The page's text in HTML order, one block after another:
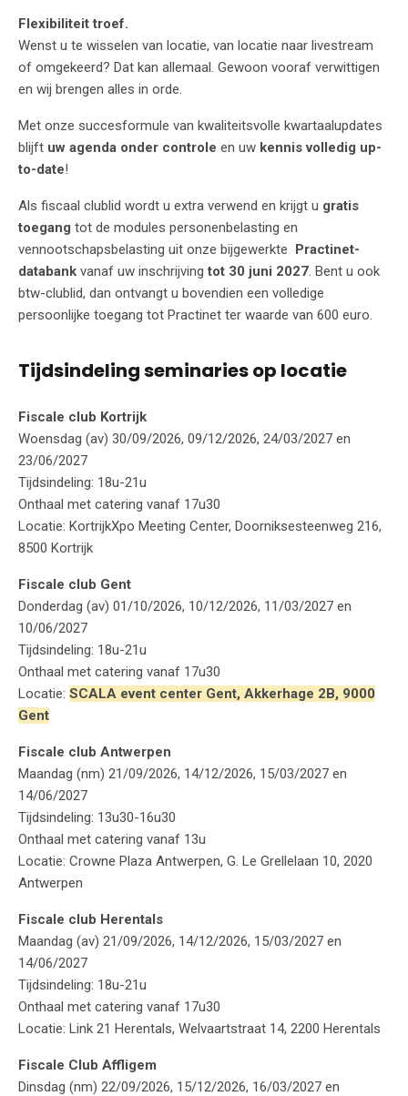
Flexibiliteit troef.
Wenst u te wisselen van locatie, van locatie naar livestream
of omgekeerd? Dat kan allemaal. Gewoon vooraf verwittigen
en wij brengen alles in orde.
Met onze succesformule van kwaliteitsvolle kwartaalupdates
blijft uw agenda onder controle en uw kennis volledig up-
to-date!
Als fiscaal clublid wordt u extra verwend en krijgt u gratis
toegang tot de modules personenbelasting en
vennootschapsbelasting uit onze bijgewerkte Practinet-
databank vanaf uw inschrijvingtot 30 juni 2027. Bent u ook
btw-clublid, dan ontvangt u bovendien een volledige
persoonlijke toegang tot Practinet ter waarde van 600 euro.
Tijdsindeling seminaries op locatie
Fiscale club Kortrijk
Woensdag (av) 30/09/2026, 09/12/2026, 24/03/2027 en
23/06/2027
Tijdsindeling: 18u-21u
Onthaal met catering vanaf 17u30
Locatie: KortrijkXpo Meeting Center, Doorniksesteenweg 216,
8500 Kortrijk
Fiscale club Gent
Donderdag (av) 01/10/2026, 10/12/2026, 11/03/2027 en
10/06/2027
Tijdsindeling: 18u-21u
Onthaal met catering vanaf 17u30
Locatie: SCALA event center Gent, Akkerhage 2B, 9000
Gent
Fiscale club Antwerpen
Maandag (nm) 21/09/2026, 14/12/2026, 15/03/2027 en
14/06/2027
Tijdsindeling: 13u30-16u30
Onthaal met catering vanaf 13u
Locatie: Crowne Plaza Antwerpen, G. Le Grellelaan 10, 2020
Antwerpen
Fiscale club Herentals
Maandag (av) 21/09/2026, 14/12/2026, 15/03/2027 en
14/06/2027
Tijdsindeling: 18u-21u
Onthaal met catering vanaf 17u30
Locatie: Link 21 Herentals, Welvaartstraat 14, 2200 Herentals
Fiscale Club Affligem
Dinsdag (nm) 22/09/2026, 15/12/2026, 16/03/2027 en